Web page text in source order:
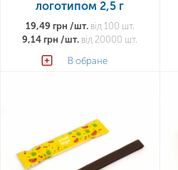
логотипом 2,5 г
19,49 грн /шт.від 100 шт.
9,14 грн /шт. від 20000 шт.
В обране